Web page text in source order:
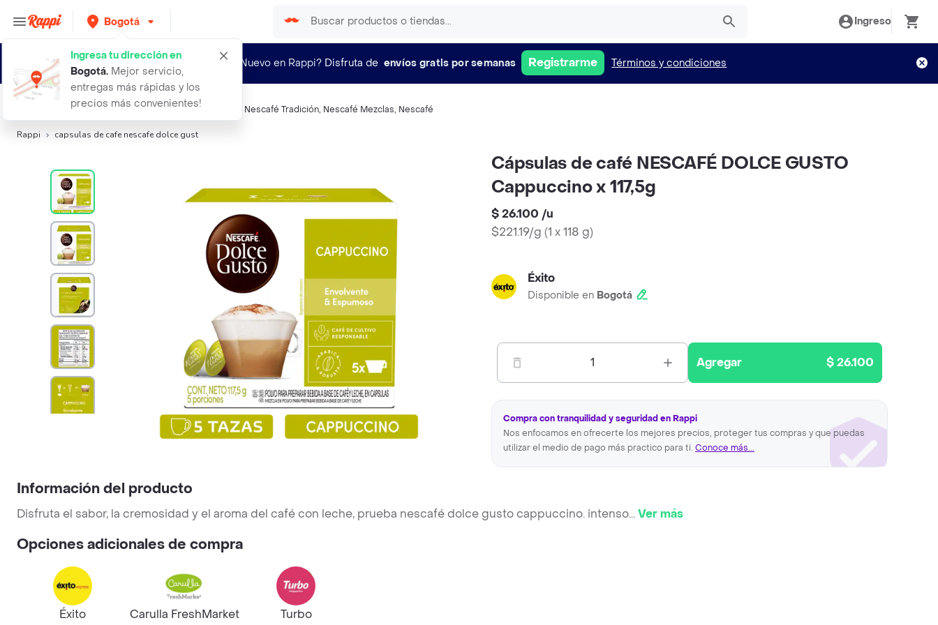
Bogotá
Ingresa tu dirección en
Bogotá. Mejor servicio,
entregas más rápidas y los
precios más convenientes!
Ingreso
¿Nuevo en Rappi? Disfruta de envíos gratis por semanas Registrarme Términos y condiciones
Búsquedas relacionadas:Café,Nescafé-Dolce Gusto Nescafé Tradición, Nescafé Mezclas, Nescafé
Rappi capsulas de cafe nescafe dolce gust
Cápsulas de café NESCAFÉ DOLCE GUSTO
Cappuccino x 117,5g
$ 26.100 /u
$221.19/g (1 x 118 g)
Éxito
Disponible en Bogotá
1 Agregar $ 26.100
Compra con tranquilidad y seguridad en Rappi
Nos enfocamos en ofrecerte los mejores precios, proteger tus compras y que puedas
utilizar el medio de pago más practico para ti. Conoce más...
Información del producto
Disfruta el sabor, la cremosidad y el aroma del café con leche, prueba nescafé dolce gusto cappuccino. intenso...Ver más
Opciones adicionales de compra
Éxito
Carulla FreshMarket
Turbo